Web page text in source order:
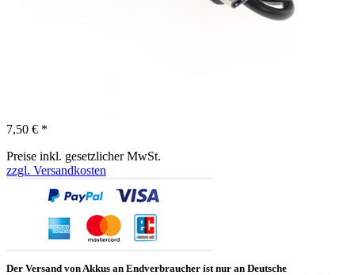
7,50 € *
Preise inkl. gesetzlicher MwSt.
zzgl. Versandkosten
Der Versand von Akkus an Endverbraucher ist nur an Deutsche